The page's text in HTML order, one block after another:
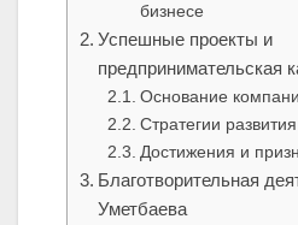
бизнесе
Успешные проекты и
предпринимательская
Основание
Стратегии
Достижения и
Благотворительная
Уметбаева